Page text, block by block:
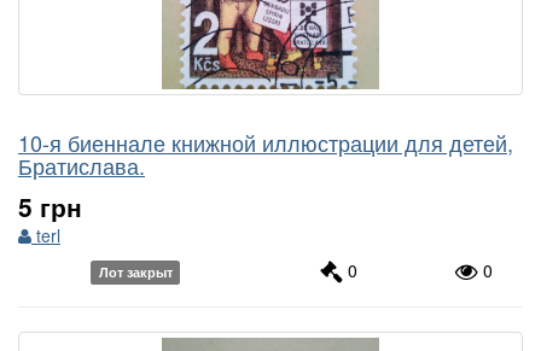
10-я биеннале книжной иллюстрации для детей,
Братислава.
5 грн
terl
Лот закрыт 0 0